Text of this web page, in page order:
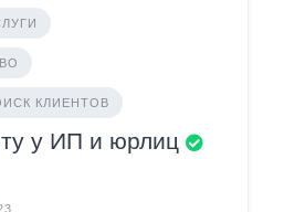
КЛИЕНТОВ
у ИП и юрлиц